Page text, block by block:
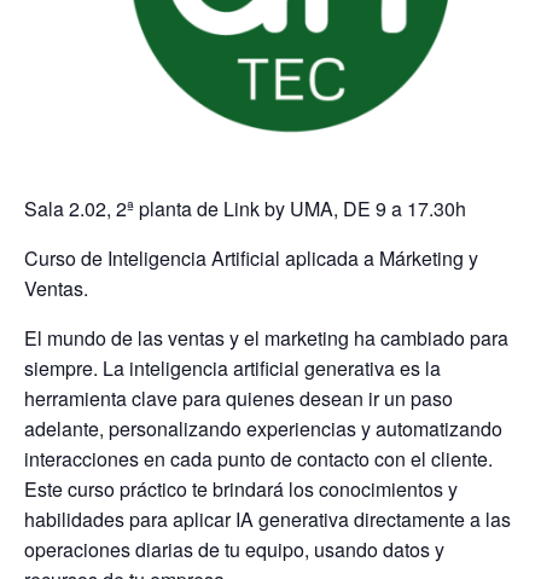
Sala 2.02, 2ª planta de Link by UMA, DE 9 a 17.30h
Curso de Inteligencia Artificial aplicada a Márketing y
Ventas.
El mundo de las ventas y el marketing ha cambiado para
siempre. La inteligencia artificial generativa es la
herramienta clave para quienes desean ir un paso
adelante, personalizando experiencias y automatizando
interacciones en cada punto de contacto con el cliente.
Este curso práctico te brindará los conocimientos y
habilidades para aplicar IA generativa directamente a las
operaciones diarias de tu equipo, usando datos y